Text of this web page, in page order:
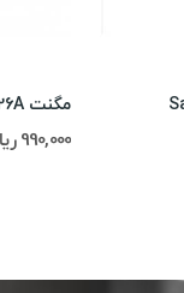
مگنت Hp 26A
990,000 ریال